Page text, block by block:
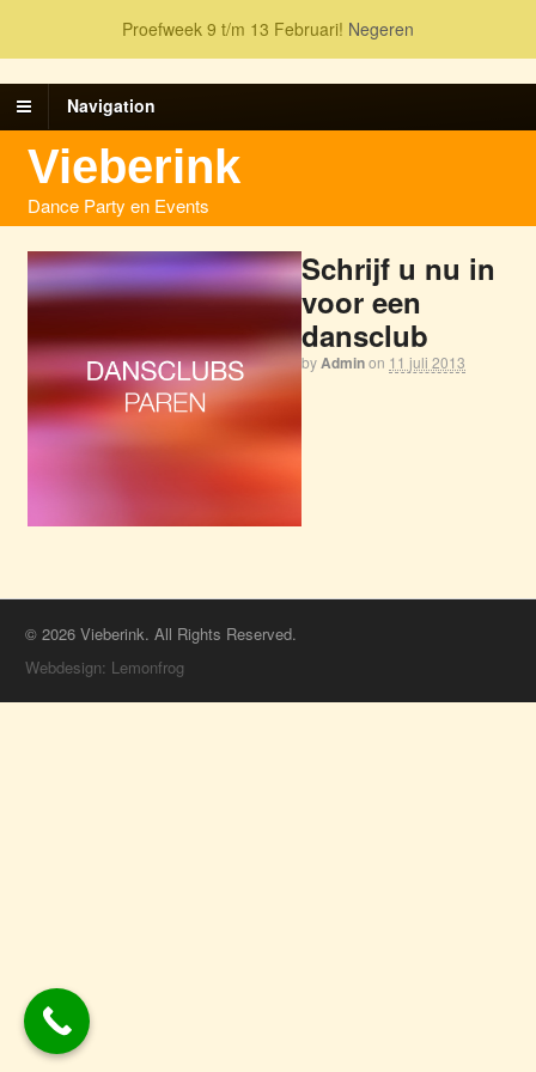
Navigation
Vieberink
Dance Party en Events
Schrijf u nu in
voor een
dansclub
byAdminon 11 juli 2013
© 2026 Vieberink. All Rights Reserved.
Webdesign: Lemonfrog
Proefweek 9 t/m 13 Februari! Negeren